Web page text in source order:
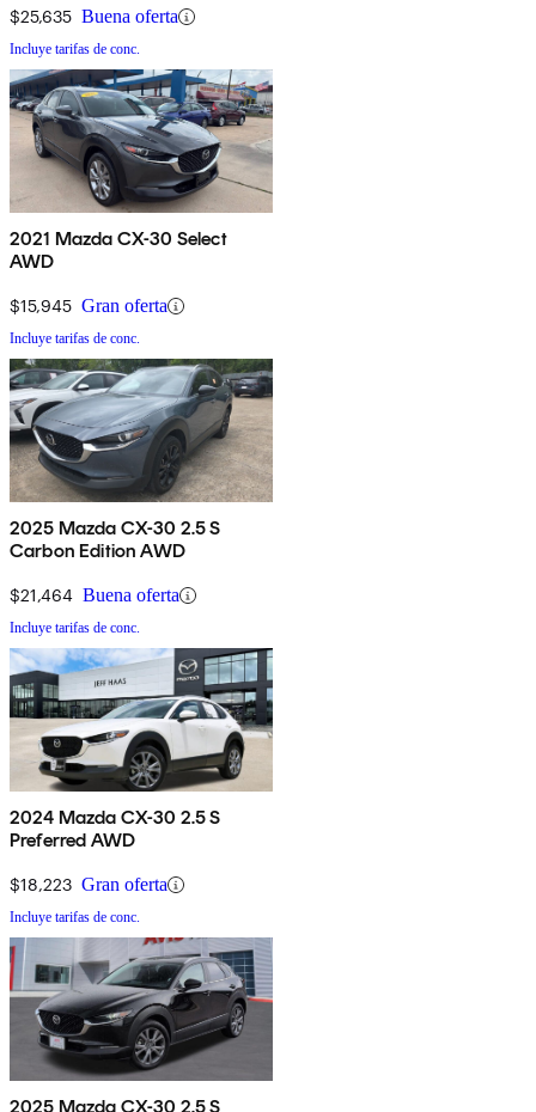
$25,635 Buena oferta
Incluye tarifas de conc.
2021 Mazda CX-30 Select
AWD
$15,945 Gran oferta
Incluye tarifas de conc.
2025 Mazda CX-30 2.5 S
Carbon Edition AWD
$21,464 Buena oferta
Incluye tarifas de conc.
2024 Mazda CX-30 2.5 S
Preferred AWD
$18,223 Gran oferta
Incluye tarifas de conc.
2025 Mazda CX-30 2.5 S